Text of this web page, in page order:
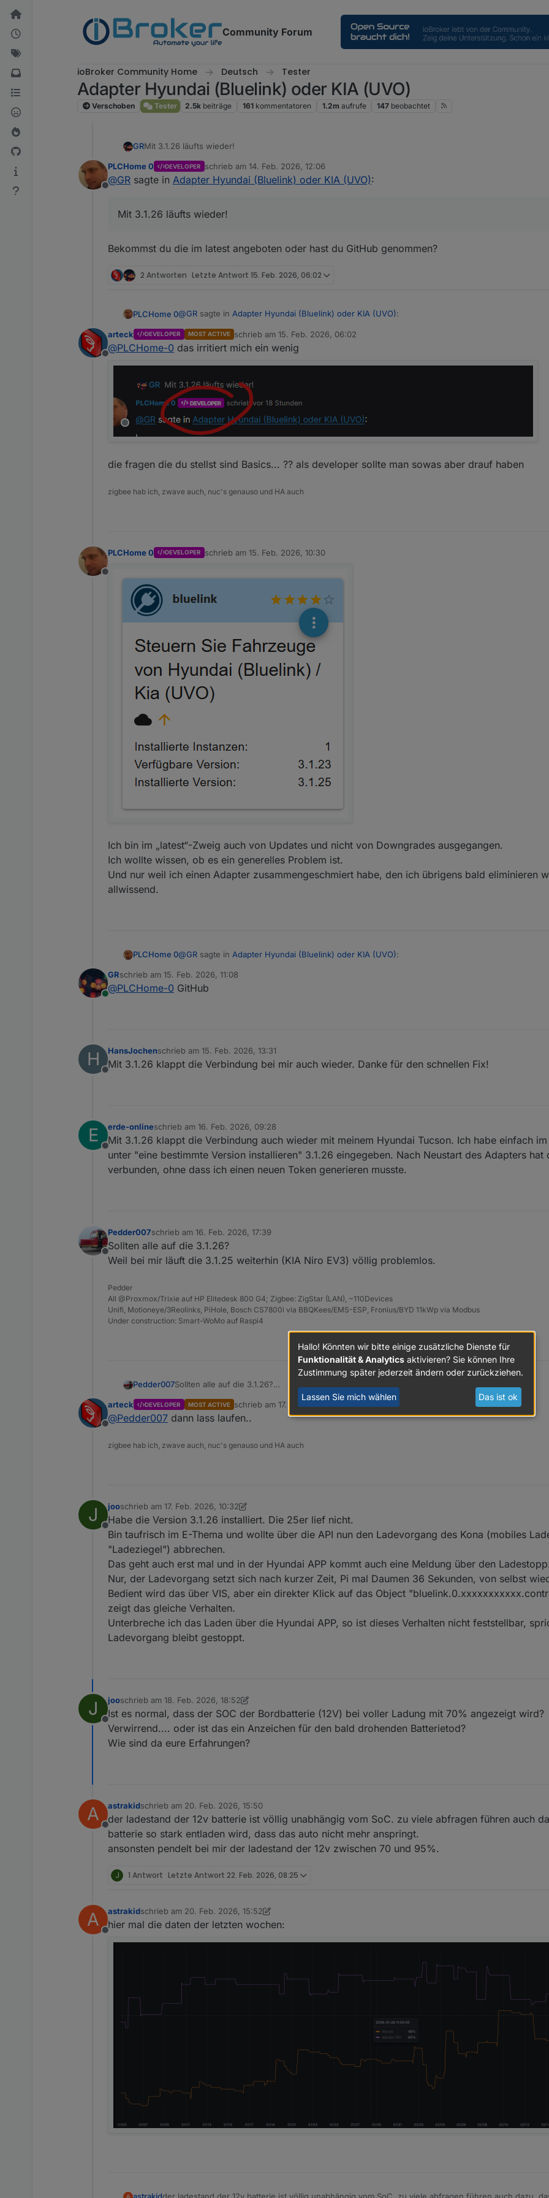
Weiter zum Inhalt
Community Forum
ioBroker Community Home Deutsch Tester
Adapter Hyundai (Bluelink) oder KIA (UVO)
Verschoben Tester 2.5k beiträge 161 kommentatoren 1.2m aufrufe 147 beobachtet
GRMit 3.1.26 läufts wieder!
Offline
PLCHome 0 DEVELOPER schrieb am 14. Feb. 2026, 12:06
zuletzt editiert von
@GR sagte in Adapter Hyundai (Bluelink) oder KIA (UVO):
Mit 3.1.26 läufts wieder!
Bekommst du die im latest angeboten oder hast du GitHub genommen?
2 Antworten Letzte Antwort 15. Feb. 2026, 06:02
PLCHome 0@GR sagte in Adapter Hyundai (Bluelink) oder KIA (UVO):
Mit 3.1.26 läufts wieder!
Offline
arteck DEVELOPER MOST ACTIVE schrieb am15. Feb. 2026, 06:02
zuletzt editiert von
@PLCHome-0 das irritiert mich ein wenig
die fragen die du stellst sind Basics... ?? als developer sollte man sowas aber drauf haben
zigbee hab ich, zwave auch, nuc's genauso und HA auch
Offline
PLCHome 0 DEVELOPER schrieb am 15. Feb. 2026, 10:30
zuletzt editiert von
Ich bin im „latest“-Zweig auch von Updates und nicht von Downgrades ausgegangen.
Ich wollte wissen, ob es ein generelles Problem ist.
Und nur weil ich einen Adapter zusammengeschmiert habe, den ich übrigens bald eliminieren
allwissend.
PLCHome 0@GR sagte in Adapter Hyundai (Bluelink) oder KIA (UVO):
Mit 3.1.26 läufts wieder!
Online
GRschrieb am 15. Feb. 2026, 11:08
zuletzt editiert von
@PLCHome-0 GitHub
H
Offline
HansJochenschrieb am 15. Feb. 2026, 13:31
zuletzt editiert von
Mit 3.1.26 klappt die Verbindung bei mir auch wieder. Danke für den schnellen Fix!
E
Offline
erde-onlineschrieb am 16. Feb. 2026, 09:28
zuletzt editiert von
Mit 3.1.26 klappt die Verbindung auch wieder mit meinem Hyundai Tucson. Ich habe einfach
unter "eine bestimmte Version installieren" 3.1.26 eingegeben. Nach Neustart des Adapters hat
verbunden, ohne dass ich einen neuen Token generieren musste.
Offline
Pedder007schrieb am 16. Feb. 2026, 17:39
zuletzt editiert von
Sollten alle auf die 3.1.26?
Weil bei mir läuft die 3.1.25 weiterhin (KIA Niro EV3) völlig problemlos.
Pedder
All @Proxmox/Trixie auf HP Elitedesk 800 G4; Zigbee: ZigStar (LAN), ~110Devices
Unifi, Motioneye/3Reolinks, PiHole, Bosch CS7800i via BBQKees/EMS-ESP, Fronius/BYD 11kWp via Modbus
Under construction: Smart-WoMo auf Raspi4
Pedder007Sollten alle auf die 3.1.26?
Weil bei mir läuft die 3.1.25 weiterhin (KIA Niro EV3) völlig problemlos.
Offline
arteck DEVELOPER MOST ACTIVE schrieb am17. Feb. 2026, 05:52
zuletzt editiert von
@Pedder007 dann lass laufen..
zigbee hab ich, zwave auch, nuc's genauso und HA auch
J
Offline
jooschrieb am 17. Feb. 2026, 10:32
zuletzt editiert von joo
Habe die Version 3.1.26 installiert. Die 25er lief nicht.
Bin taufrisch im E-Thema und wollte über die API nun den Ladevorgang des Kona (mobiles
"Ladeziegel") abbrechen.
Das geht auch erst mal und in der Hyundai APP kommt auch eine Meldung über den Ladestopp.
Nur, der Ladevorgang setzt sich nach kurzer Zeit, Pi mal Daumen 36 Sekunden, von selbst
Bedient wird das über VIS, aber ein direkter Klick auf das Object
zeigt das gleiche Verhalten.
Unterbreche ich das Laden über die Hyundai APP, so ist dieses Verhalten nicht feststellbar,
Ladevorgang bleibt gestoppt.
J
Offline
jooschrieb am 18. Feb. 2026, 18:52
zuletzt editiert von joo
Ist es normal, dass der SOC der Bordbatterie (12V) bei voller Ladung mit 70% angezeigt wird?
Verwirrend.... oder ist das ein Anzeichen für den bald drohenden Batterietod?
Wie sind da eure Erfahrungen?
A
Offline
astrakidschrieb am 20. Feb. 2026, 15:50
zuletzt editiert von
der ladestand der 12v batterie ist völlig unabhängig vom SoC. zu viele abfragen führen auch
batterie so stark entladen wird, dass das auto nicht mehr anspringt.
ansonsten pendelt bei mir der ladestand der 12v zwischen 70 und 95%.
J 1 Antwort Letzte Antwort 22. Feb. 2026, 08:25
A
Offline
astrakidschrieb am 20. Feb. 2026, 15:52
zuletzt editiert von astrakid
hier mal die daten der letzten wochen:
A
Hallo! Könnten wir bitte einige zusätzliche Dienste für
Funktionalität & Analytics aktivieren? Sie können Ihre
Zustimmung später jederzeit ändern oder zurückziehen.
Lassen Sie mich wählen Das ist ok